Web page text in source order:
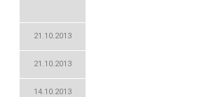
21.10.2013
21.10.2013
14.10.2013